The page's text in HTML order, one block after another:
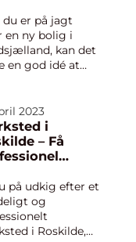
verden over
du er på jagt
en ny bolig i
kan det
en god idé at
erfaren og
ved
for...
2023
i
– Få
på udkig efter et
og
i Roskilde,